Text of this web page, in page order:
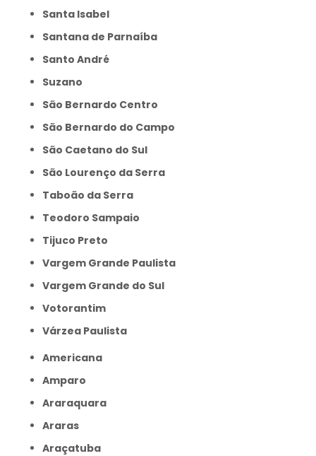
Santa Isabel
Santana de Parnaíba
Santo André
Suzano
São Bernardo Centro
São Bernardo do Campo
São Caetano do Sul
São Lourenço da Serra
Taboão da Serra
Teodoro Sampaio
Tijuco Preto
Vargem Grande Paulista
Vargem Grande do Sul
Votorantim
Várzea Paulista
Americana
Amparo
Araraquara
Araras
Araçatuba